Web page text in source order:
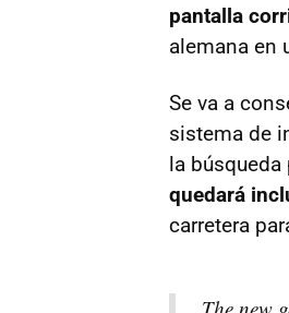
pantalla
alemana en
Se va a
sistema de
la
quedará
carretera